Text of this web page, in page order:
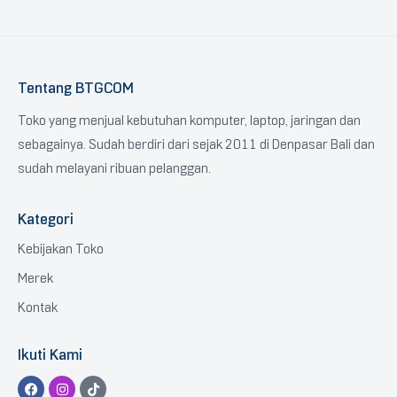
Tentang BTGCOM
Toko yang menjual kebutuhan komputer, laptop, jaringan dan
sebagainya. Sudah berdiri dari sejak 2011 di Denpasar Bali dan
sudah melayani ribuan pelanggan.
Kategori
Kebijakan Toko
Merek
Kontak
Ikuti Kami